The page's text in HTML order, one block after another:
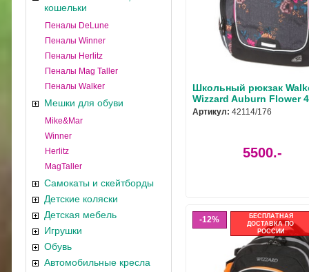
кошельки
Пеналы DeLune
Пеналы Winner
Пеналы Herlitz
Пеналы Mag Taller
Пеналы Walker
Мешки для обуви
Mike&Mar
Winner
Herlitz
MagTaller
Самокаты и скейтборды
Детские коляски
Детская мебель
Игрушки
Обувь
Автомобильные кресла
Школьный рюкзак
Wizzard Auburn Flower
Артикул: 42114/176
5500.-
12%
БЕСПЛАТНАЯ
ДОСТАВКА ПО
РОССИИ